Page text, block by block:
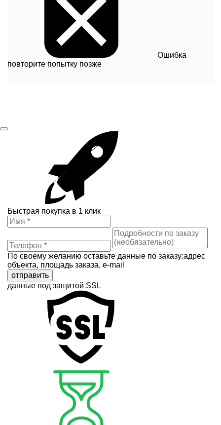
Ошибка
повторите попытку позже
Быстрая покупка в 1 клик
По своему желанию оставьте данные по заказу:адрес
объекта, площадь заказа, e-mail
отправить
данные под защитой SSL